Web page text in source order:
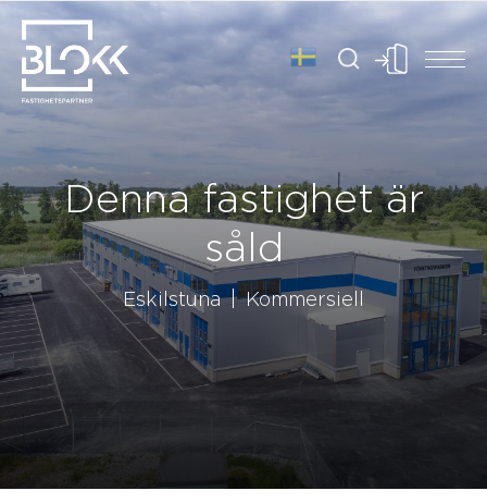
Denna fastighet är
såld
Eskilstuna Kommersiell